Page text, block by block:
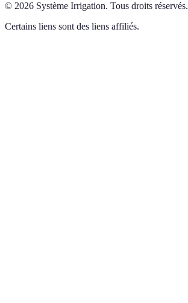
© 2026 Système Irrigation. Tous droits réservés.
Certains liens sont des liens affiliés.